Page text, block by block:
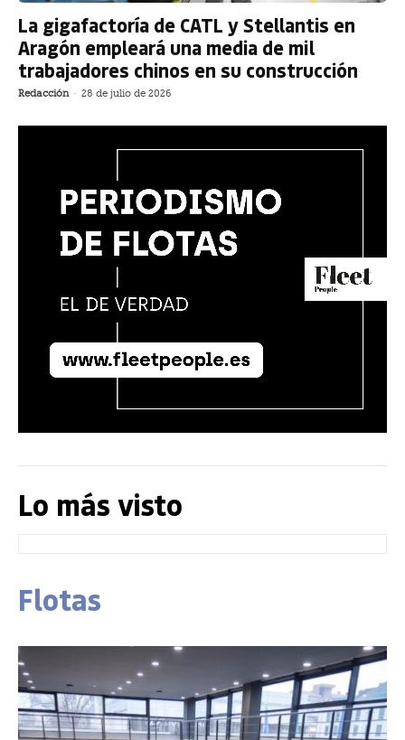
La gigafactoría de CATL y Stellantis en
Aragón empleará una media de mil
trabajadores chinos en su construcción
Redacción - 28 de julio de 2026
Lo más visto
Flotas